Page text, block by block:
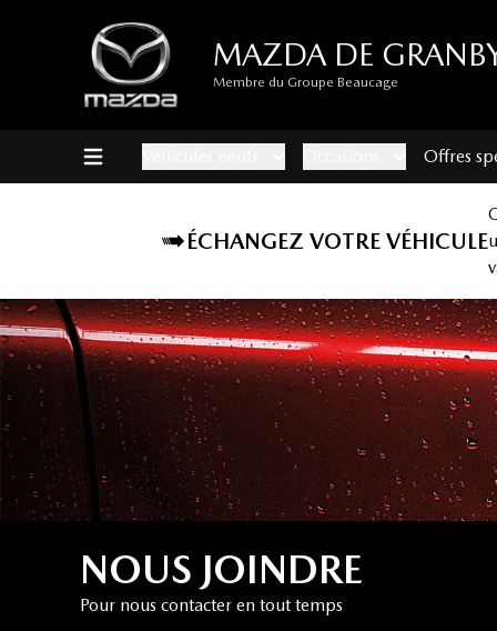
MAZDA DE
Membre du Groupe Beaucage
Offres
ÉCHANGEZ VOTRE VÉHICULE
NOUS JOINDRE
Pour nous contacter en tout temps